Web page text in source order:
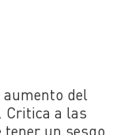
del
. Critica a las
tener un sesgo